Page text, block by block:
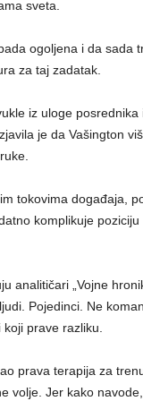
sveta.
ogoljena i da sada
za taj zadatak.
iz uloge posrednika
je da Vašington
tokovima događaja,
komplikuje
analitičari „Vojne
Pojedinci. Ne
prave razliku.
prava terapija za
volje. Jer kako